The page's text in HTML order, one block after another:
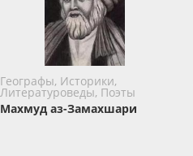
Географы, Историки,
Литературоведы, Поэты
Махмуд аз-Замахшари